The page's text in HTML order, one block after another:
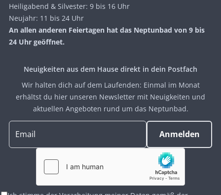
Heiligabend & Silvester: 9 bis 16 Uhr
Neujahr: 11 bis 24 Uhr
An allen anderen Feiertagen hat das Neptunbad von 9 bis
24 Uhr geöffnet.
Neuigkeiten aus dem Hause direkt in dein Postfach
Wir halten dich auf dem Laufenden: Einmal im Monat
erhältst du hier unseren Newsletter mit Neuigkeiten und
aktuellen Angeboten rund um das Neptunbad.